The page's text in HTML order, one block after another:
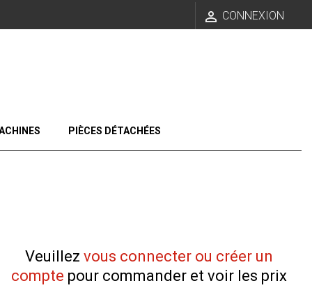
 CONNEXION
PIÈCES DÉTACHÉES
Veuillez vous connecter ou créer un
compte pour commander et voir les prix